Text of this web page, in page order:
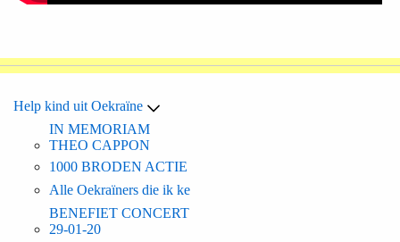
Help kind uit Oekraïne
IN MEMORIAM
THEO CAPPON
1000 BRODEN ACTIE
Alle Oekraïners die ik ke
BENEFIET CONCERT
29-01-20